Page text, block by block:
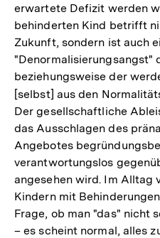
erwartete Defizit werden
behinderten Kind betrifft
Zukunft, sondern ist auch
"Denormalisierungsangst"
beziehungsweise der
[selbst] aus den
Der gesellschaftliche
das Ausschlagen des
Angebotes
verantwortungslos
angesehen wird. Im Alltag
Kindern mit
Frage, ob man "das" nicht
– es scheint normal, alles